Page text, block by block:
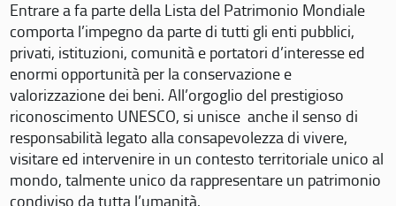
Entrare a fa parte della Lista del Patrimonio Mondiale
comporta l’impegno da parte di tutti gli enti pubblici,
privati, istituzioni, comunità e portatori d’interesse ed
enormi opportunità per la conservazione e
valorizzazione dei beni. All’orgoglio del prestigioso
riconoscimento UNESCO, si unisce anche il senso di
responsabilità legato alla consapevolezza di vivere,
visitare ed intervenire in un contesto territoriale unico al
mondo, talmente unico da rappresentare un patrimonio
condiviso da tutta l’umanità.